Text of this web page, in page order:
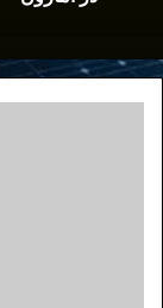
حقیقتی
برعهده
کرد:
که در